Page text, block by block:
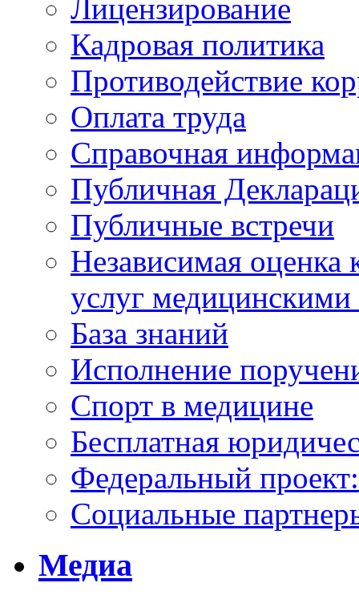
Лицензирование
Кадровая политика
Противодействие
Оплата труда
Справочная
Публичная
Публичные встречи
Независимая оценка
услуг
База знаний
Исполнение
Спорт в медицине
Бесплатная
Федеральный
Социальные
Медиа